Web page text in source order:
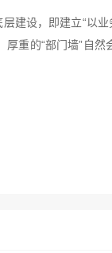
建设，即建立“以业
重的“部门墙”自然